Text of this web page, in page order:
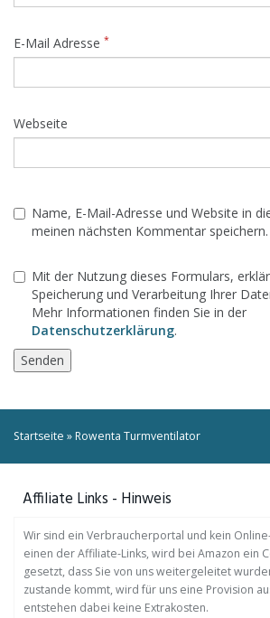
E-Mail Adresse *
Webseite
Name, E-Mail-Adresse und Website in
meinen nächsten Kommentar speichern.
Mit der Nutzung dieses Formulars,
Speicherung und Verarbeitung Ihrer
Mehr Informationen finden Sie in der
Datenschutzerklärung.
Startseite »Rowenta Turmventilator
Affiliate Links - Hinweis
Wir sind ein Verbraucherportal und kein
einen der Affiliate-Links, wird bei Amazon ein
gesetzt, dass Sie von uns weitergeleitet
zustande kommt, wird für uns eine Provision
entstehen dabei keine Extrakosten.